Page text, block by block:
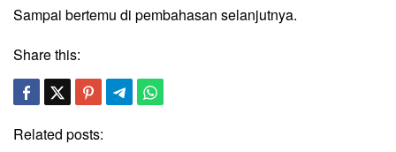
Sampai bertemu di pembahasan selanjutnya.
Share this:
Related posts: